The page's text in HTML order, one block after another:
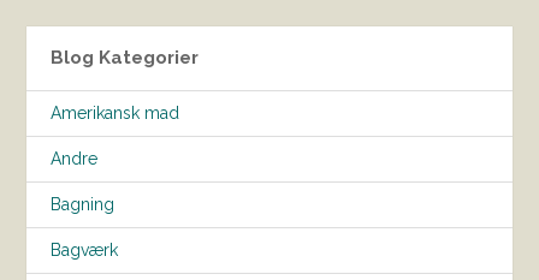
Blog Kategorier
Amerikansk mad
Andre
Bagning
Bagværk